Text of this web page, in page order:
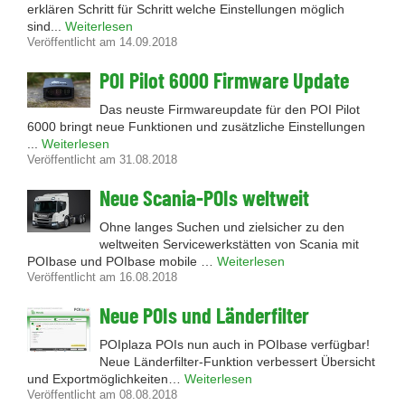
erklären Schritt für Schritt welche Einstellungen möglich
sind... Weiterlesen
Veröffentlicht am 14.09.2018
POI Pilot 6000 Firmware Update
Das neuste Firmwareupdate für den POI Pilot
6000 bringt neue Funktionen und zusätzliche Einstellungen
Weiterlesen
Veröffentlicht am 31.08.2018
Neue Scania-POIs weltweit
Ohne langes Suchen und zielsicher zu den
weltweiten Servicewerkstätten von Scania mit
POIbase und POIbase mobile … Weiterlesen
Veröffentlicht am 16.08.2018
Neue POIs und Länderfilter
POIplaza POIs nun auch in POIbase verfügbar!
Neue Länderfilter-Funktion verbessert Übersicht
und Exportmöglichkeiten… Weiterlesen
Veröffentlicht am 08.08.2018